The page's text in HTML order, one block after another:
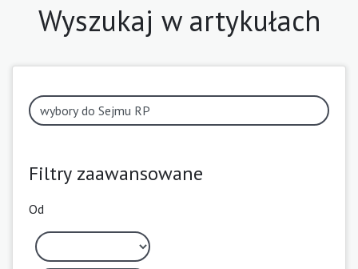
Wyszukaj w artykułach
Filtry zaawansowane
Od